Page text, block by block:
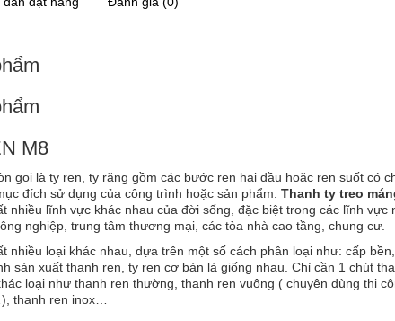
M8
gọi là ty ren, ty răng gồm các bước ren hai đầu hoặc ren suốt có
đích sử dụng của công trình hoặc sản phẩm. Thanh ty treo
nhiều lĩnh vực khác nhau của đời sống, đặc biệt trong các lĩnh vực
nghiệp, trung tâm thương mại, các tòa nhà cao tầng, chung cư.
nhiều loại khác nhau, dựa trên một số cách phân loại như: cấp
sản xuất thanh ren, ty ren cơ bản là giống nhau. Chỉ cần 1 chút
loại như thanh ren thường, thanh ren vuông ( chuyên dùng thi
thanh ren inox…